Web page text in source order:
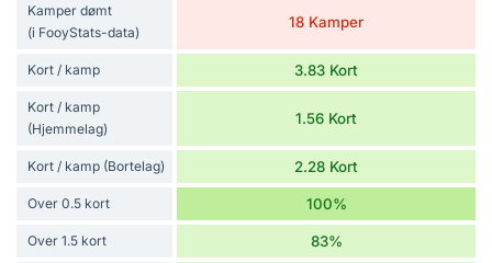
Kamper dømt
(i FooyStats-data)
18 Kamper
Kort / kamp 3.83 Kort
Kort / kamp
(Hjemmelag)
1.56 Kort
Kort / kamp (Bortelag) 2.28 Kort
Over 0.5 kort 100%
Over 1.5 kort 83%